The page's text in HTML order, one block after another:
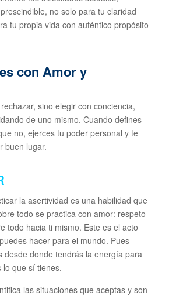
no solo para tu claridad
tu propia vida con auténtico propósito
con Amor y
sino elegir con conciencia,
de uno mismo. Cuando defines
no, ejerces tu poder personal y te
buen lugar.
la asertividad es una habilidad que
todo se practica con amor: respeto
todo hacia ti mismo. Este es el acto
hacer para el mundo. Pues
desde donde tendrás la energía para
lo que sí tienes.
las situaciones que aceptas y son